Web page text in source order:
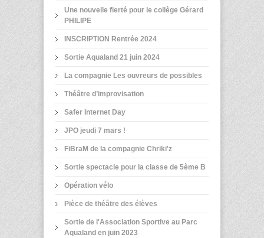
Une nouvelle fierté pour le collège Gérard
PHILIPE
INSCRIPTION Rentrée 2024
Sortie Aqualand 21 juin 2024
La compagnie Les ouvreurs de possibles
Théâtre d’improvisation
Safer Internet Day
JPO jeudi 7 mars !
FiBraM de la compagnie Chriki'z
Sortie spectacle pour la classe de 5ème B
Opération vélo
Pièce de théâtre des élèves
Sortie de l'Association Sportive au Parc
Aqualand en juin 2023